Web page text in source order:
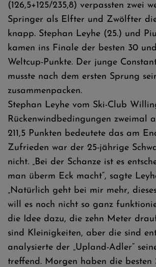
(126,5+125/235,8) verpassten zwei
Springer als Elfter und Zwölfter
knapp. Stephan Leyhe (25.) und
kamen ins Finale der besten 30
Weltcup-Punkte. Der junge
musste nach dem ersten Sprung
zusammenpacken.
Stephan Leyhe vom Ski-Club
Rückenwindbedingungen zweimal
211,5 Punkten bedeutete das am
Zufrieden war der 25-jährige
nicht. „Bei der Schanze ist es
man überm Eck macht“, sagte
„Natürlich geht bei mir mehr,
will es noch nicht so ganz
die Idee dazu, die zehn Meter
sind Kleinigkeiten, aber die sind
analysierte der „Upland-Adler“
treffend. Morgen haben die besten